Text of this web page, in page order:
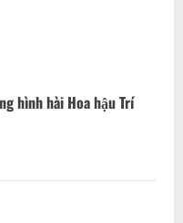
hình hài Hoa hậu Trí